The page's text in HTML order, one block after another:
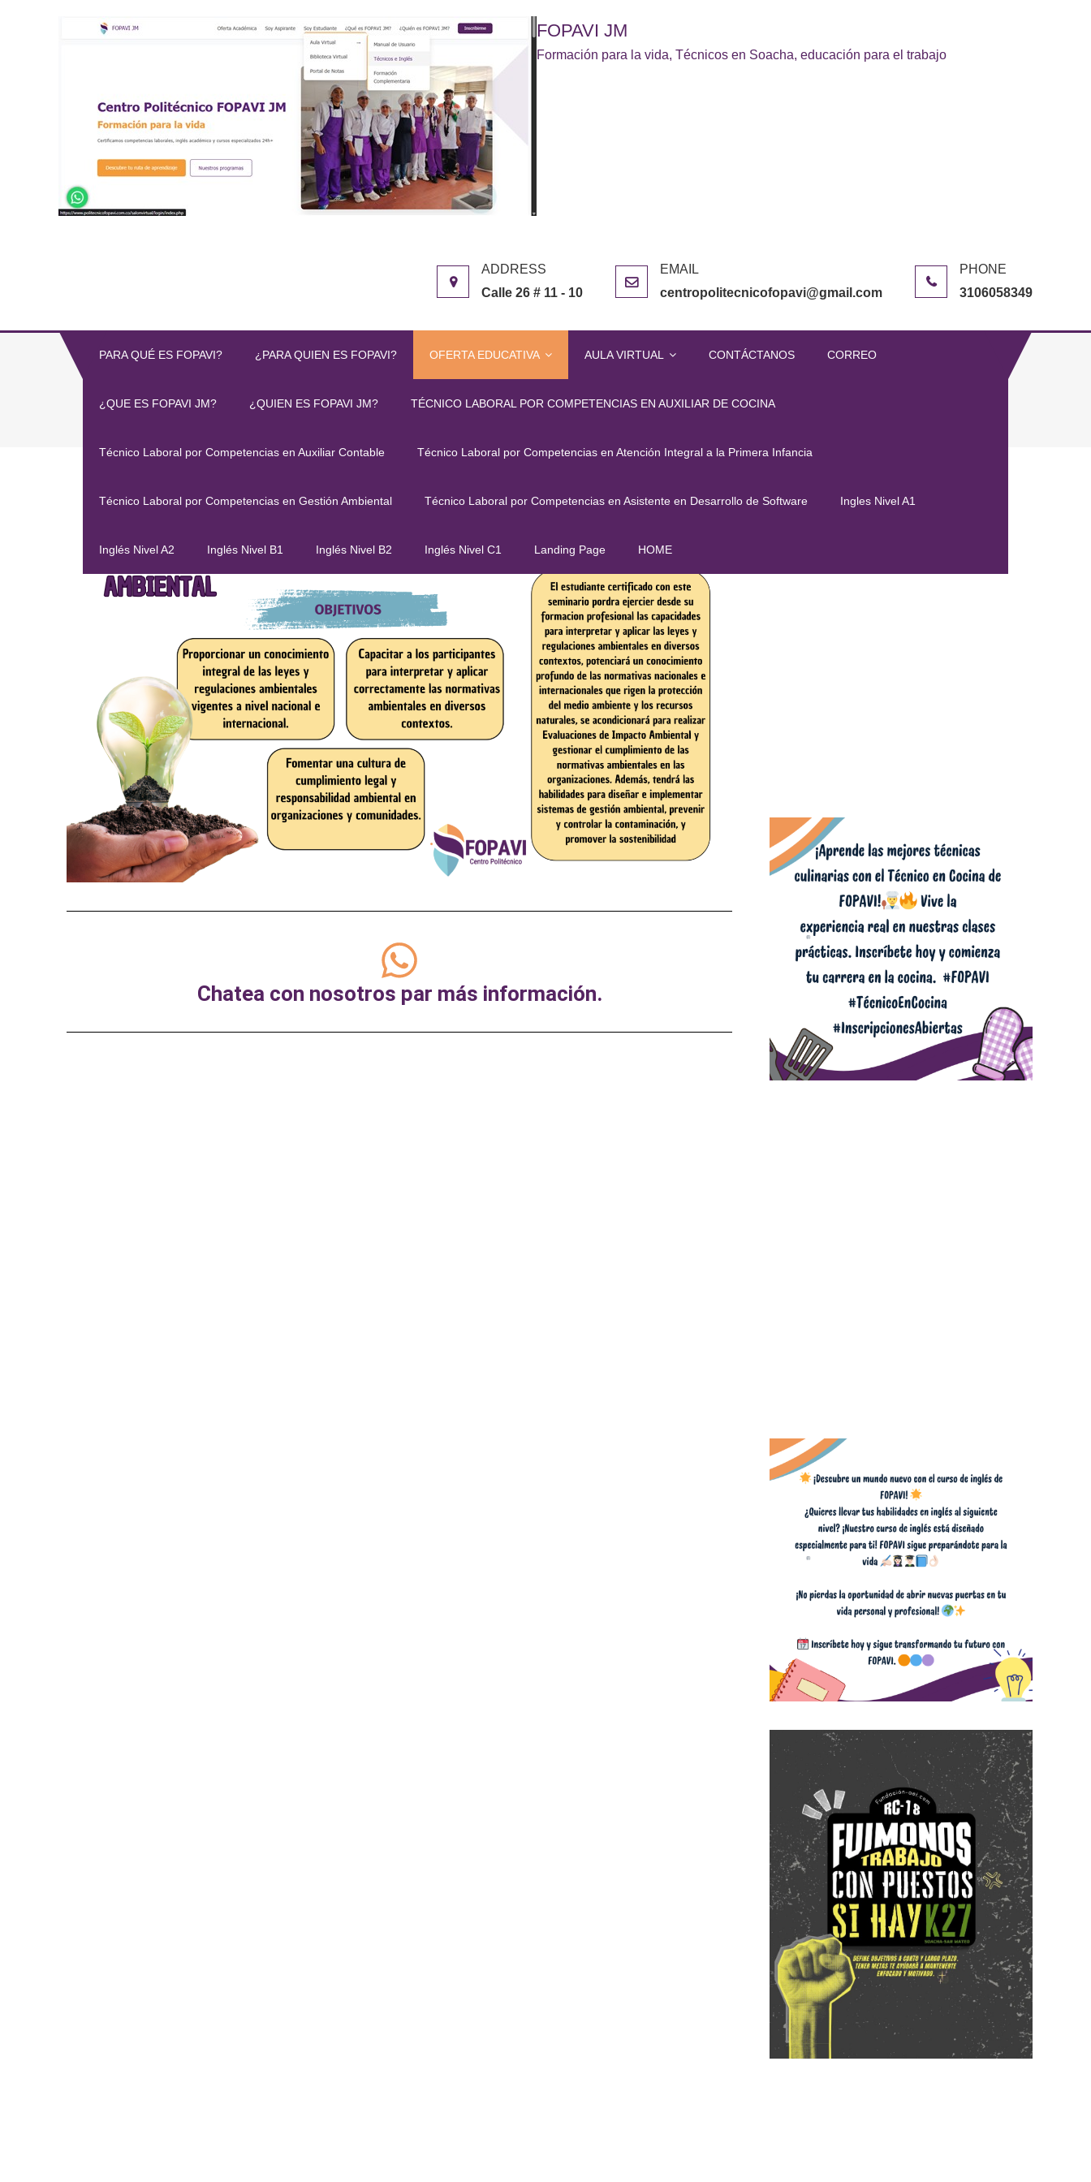
FOPAVI JM
Formación para la vida, Técnicos en Soacha, educación para el trabajo
Calle 26 # 11 - 10 centropolitecnicofopavi@gmail.com 3106058349
PARA QUÉ ES FOPAVI? ¿PARA QUIEN ES FOPAVI? OFERTA EDUCATIVA AULA VIRTUAL CONTÁCTANOS CORREO
¿QUE ES FOPAVI JM? ¿QUIEN ES FOPAVI JM? TÉCNICO LABORAL POR COMPETENCIAS EN AUXILIAR DE COCINA
Técnico Laboral por Competencias en Auxiliar Contable Técnico Laboral por Competencias en Atención Integral a la Primera Infancia
Técnico Laboral por Competencias en Gestión Ambiental Técnico Laboral por Competencias en Asistente en Desarrollo de Software Ingles Nivel A1
Inglés Nivel A2 Inglés Nivel B1 Inglés Nivel B2 Inglés Nivel C1 Landing Page HOME
Legislación Y Normativa Ambiental
Chatea con nosotros par más información.